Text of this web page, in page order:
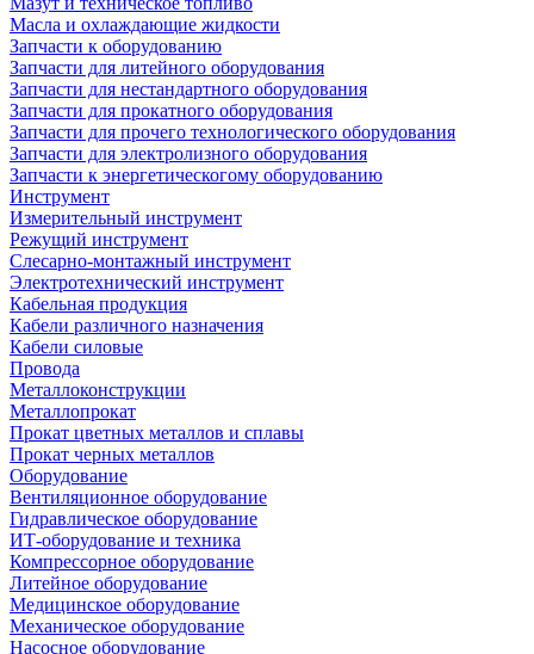
Масла и охлаждающие жидкости
Запчасти к оборудованию
Запчасти для литейного оборудования
Запчасти для нестандартного оборудования
Запчасти для прокатного оборудования
Запчасти для прочего технологического оборудования
Запчасти для электролизного оборудования
Запчасти к энергетическогому оборудованию
Инструмент
Измерительный инструмент
Режущий инструмент
Слесарно-монтажный инструмент
Электротехнический инструмент
Кабельная продукция
Кабели различного назначения
Кабели силовые
Провода
Металлоконструкции
Металлопрокат
Прокат цветных металлов и сплавы
Прокат черных металлов
Оборудование
Вентиляционное оборудование
Гидравлическое оборудование
ИТ-оборудование и техника
Компрессорное оборудование
Литейное оборудование
Медицинское оборудование
Механическое оборудование
Насосное оборудование